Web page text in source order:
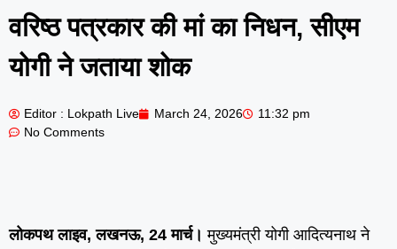
वरिष्ठ पत्रकार की मां का निधन, सीएम
योगी ने जताया शोक
Editor : Lokpath Live March 24, 2026
11:32 pm
No Comments
लोकपथ लाइव, लखनऊ, 24 मार्च। मुख्यमंत्री योगी आदित्यनाथ ने